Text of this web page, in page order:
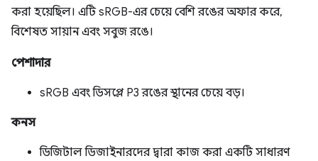
করা হয়েছিল। এটি sRGB-এর চেয়ে বেশি রঙের অফার করে,
বিশেষত সায়ান এবং সবুজ রঙে।
পেশাদার
sRGB এবং ডিসপ্লে P3 রঙের স্থানের চেয়ে বড়।
কনস
ডিজিটাল ডিজাইনারদের দ্বারা কাজ করা একটি সাধারণ